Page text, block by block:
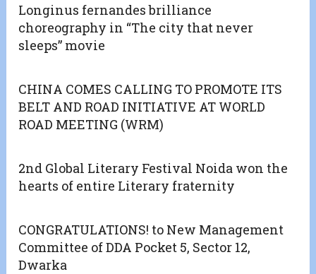
Longinus fernandes brilliance
choreography in “The city that never
sleeps” movie
CHINA COMES CALLING TO PROMOTE ITS
BELT AND ROAD INITIATIVE AT WORLD
ROAD MEETING (WRM)
2nd Global Literary Festival Noida won the
hearts of entire Literary fraternity
CONGRATULATIONS! to New Management
Committee of DDA Pocket 5, Sector 12,
Dwarka